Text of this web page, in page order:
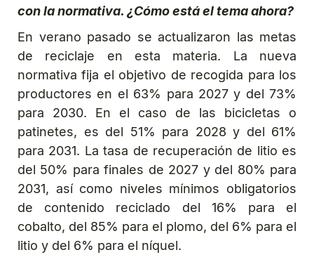
con la normativa. ¿Cómo está el tema ahora?
En verano pasado se actualizaron las metas
de reciclaje en esta materia. La nueva
normativa fija el objetivo de recogida para los
productores en el 63% para 2027 y del 73%
para 2030. En el caso de las bicicletas o
patinetes, es del 51% para 2028 y del 61%
para 2031. La tasa de recuperación de litio es
del 50% para finales de 2027 y del 80% para
2031, así como niveles mínimos obligatorios
de contenido reciclado del 16% para el
cobalto, del 85% para el plomo, del 6% para el
litio y del 6% para el níquel.